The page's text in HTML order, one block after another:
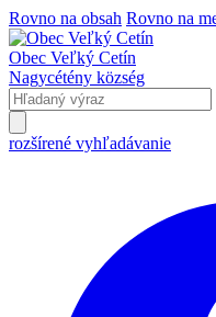
Rovno na obsah Rovno na
Obec Veľký Cetín
Nagycétény község
rozšírené vyhľadávanie